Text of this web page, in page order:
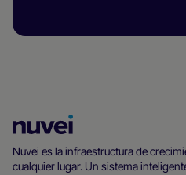
principal
de
Nuvei es la infraestructura de
cualquier lugar. Un sistema